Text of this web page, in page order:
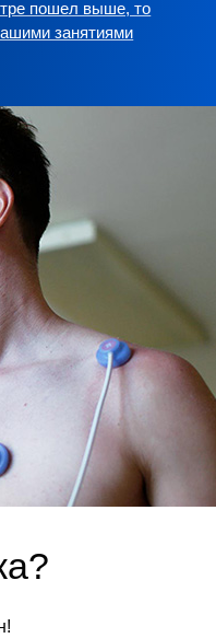
пошел выше, то
занятиями